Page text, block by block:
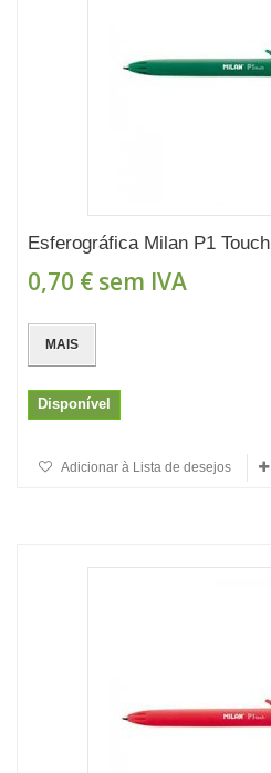
Esferográfica Milan P1
0,70 € sem IVA
MAIS
Disponível
Adicionar à Lista de desejos